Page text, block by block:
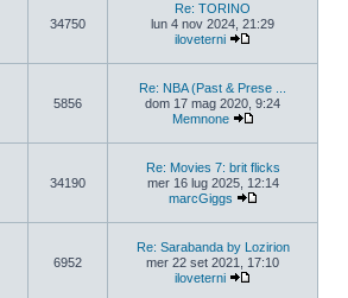
34750
Re: TORINO
lun 4 nov 2024, 21:29
iloveterni
5856
Re: NBA (Past & Prese ...
dom 17 mag 2020, 9:24
Memnone
34190
Re: Movies 7: brit flicks
mer 16 lug 2025, 12:14
marcGiggs
6952
Re: Sarabanda by Lozirion
mer 22 set 2021, 17:10
iloveterni